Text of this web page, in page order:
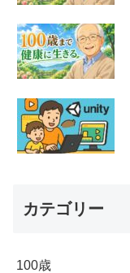
カテゴリー
100歳